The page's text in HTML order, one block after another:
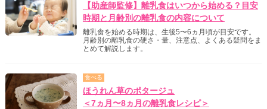
【助産師監修】離乳食はいつから始める？目安
時期と月齢別の離乳食の内容について
離乳食を始める時期は、生後5〜6ヵ月頃が目安です。
月齢別の離乳食の硬さ・量、注意点、よくある疑問をま
とめて解説します。
食べる
ほうれん草のポタージュ
＜7ヵ月〜8ヵ月の離乳食レシピ＞